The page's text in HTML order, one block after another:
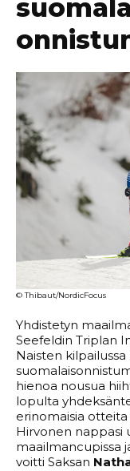
© Thibaut/NordicFocus
Yhdistetyn
Seefeldin Triplan
Naisten
hienoa nousua
lopulta
erinomaisia
Hirvonen nappasi
maailmancupissa
voitti Saksan